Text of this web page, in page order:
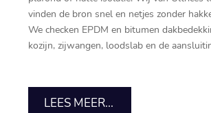
vinden de bron snel en netjes zonder
We checken EPDM en bitumen
kozijn, zijwangen, loodslab en de
LEES MEER...